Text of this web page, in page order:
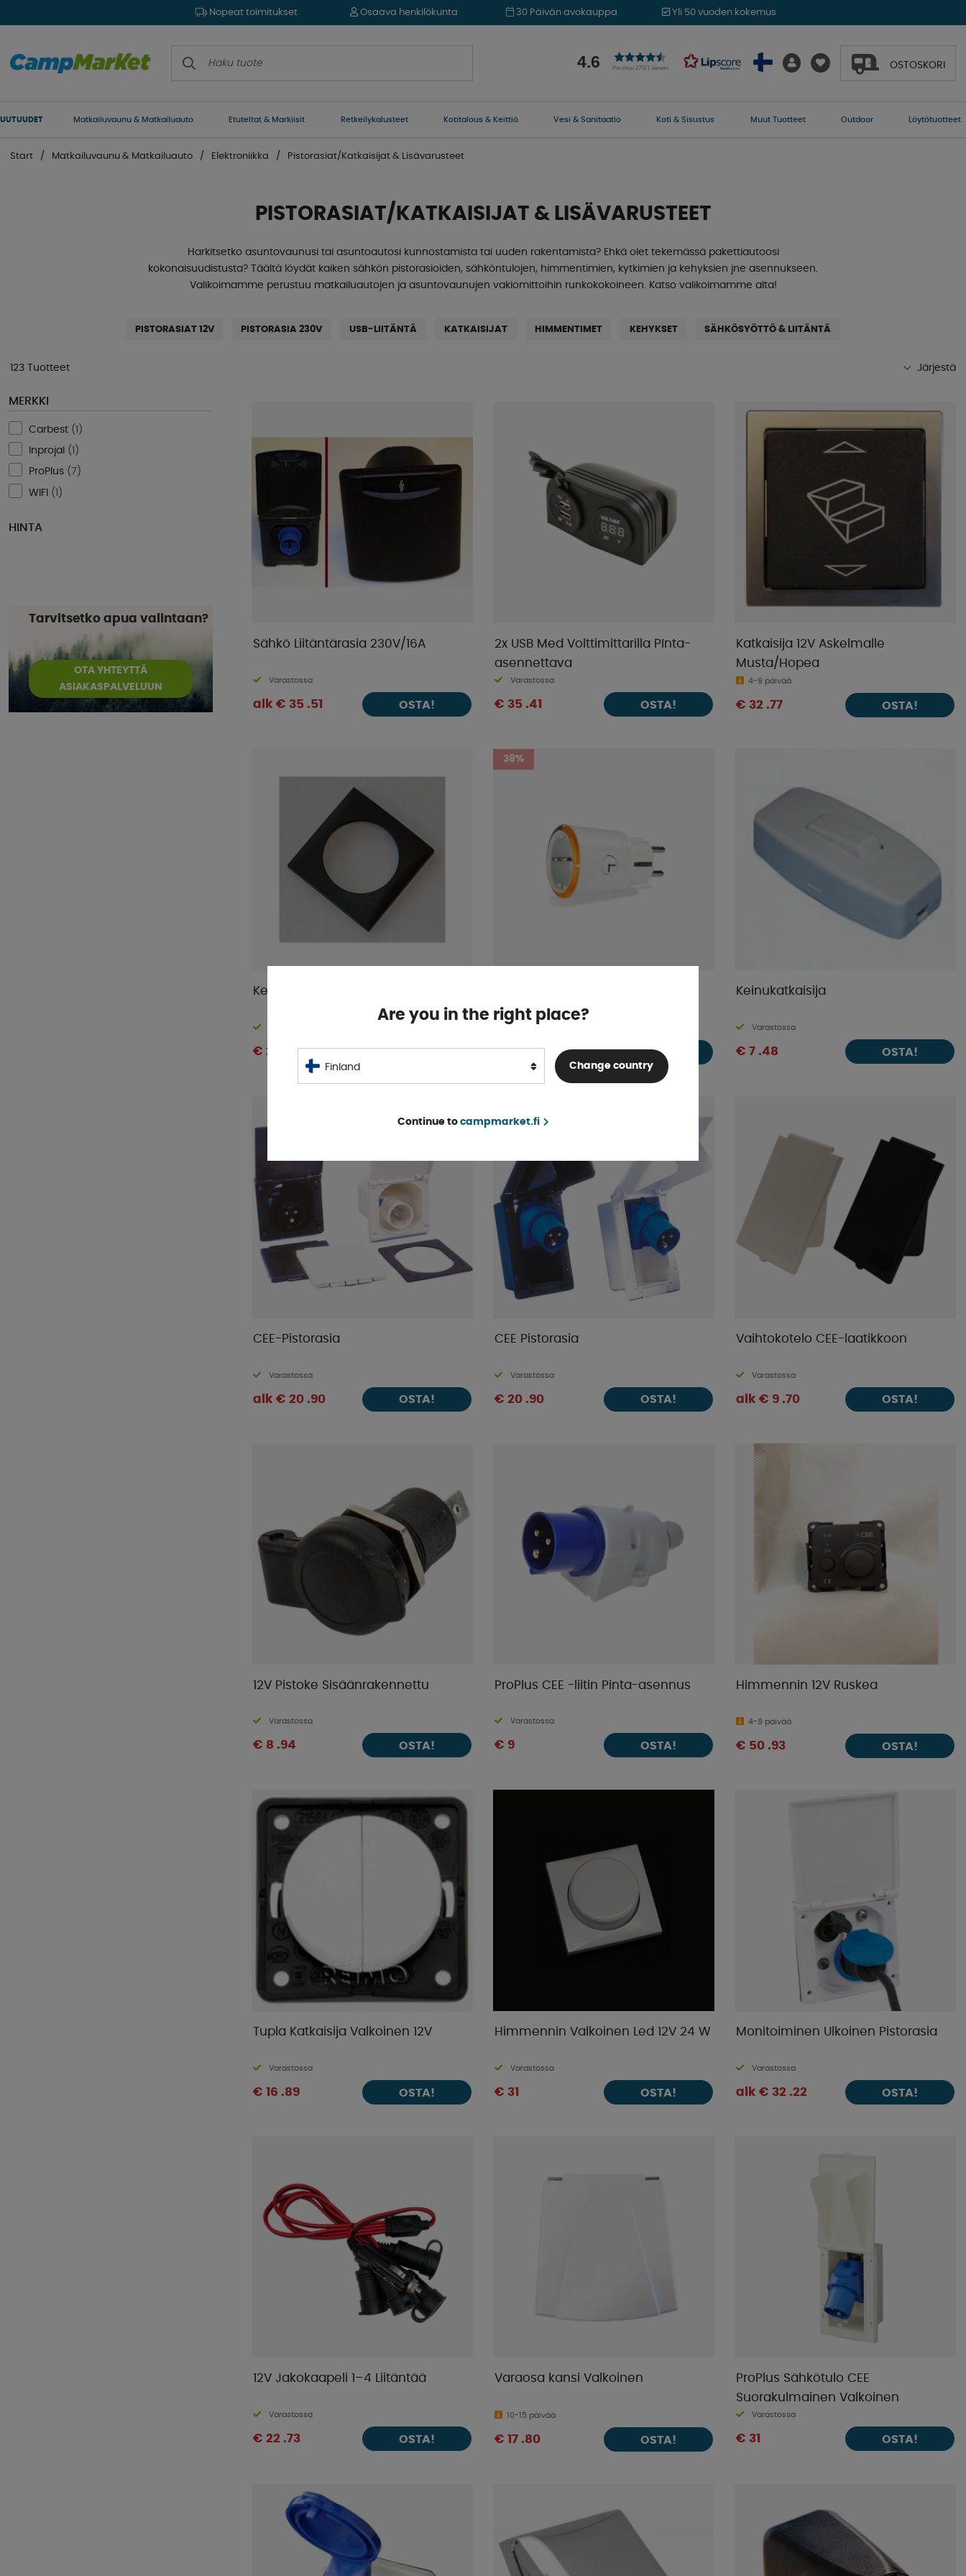
Nopeat toimitukset Osaava henkilökunta 30 Päivän avokauppa Yli 50 vuoden kokemus
4.6 Perustuu 27021 ääneen OSTOSKORI
UUTUUDET Matkailuvaunu & Matkailuauto Etuteltat & Markiisit Retkeilykalusteet Kotitalous & Keittiö Vesi & Sanitaatio Koti & Sisustus Muut Tuotteet Outdoor Löytötuotteet
Start Matkailuvaunu & Matkailuauto Elektroniikka Pistorasiat/Katkaisijat & Lisävarusteet
PISTORASIAT/KATKAISIJAT & LISÄVARUSTEET
Harkitsetko asuntovaunusi tai asuntoautosi kunnostamista tai uuden rakentamista? Ehkä olet tekemässä pakettiautoosi
kokonaisuudistusta? Täältä löydät kaiken sähkön pistorasioiden, sähköntulojen, himmentimien, kytkimien ja kehyksien jne asennukseen.
Valikoimamme perustuu matkailuautojen ja asuntovaunujen vakiomittoihin runkokokoineen. Katso valikoimamme alta!
PISTORASIAT 12V PISTORASIA 230V USB-LIITÄNTÄ KATKAISIJAT HIMMENTIMET KEHYKSET SÄHKÖSYÖTTÖ & LIITÄNTÄ
Järjestä
Alin hinta
Korkein hinta
Tuotemerkki
123 Tuotteet
MERKKI
Carbest ( )
Inprojal ( )
ProPlus ( 7 )
WIFI (1 )
HINTA
Tarvitsetko apua valintaan?
OTA YHTEYTTÄ
ASIAKASPALVELUUN
Sähkö Liitäntärasia 230V/16A
Varastossa
alk € 35 .51 OSTA!
2x USB Med Volttimittarilla PInta-
asennettava
Varastossa
€ 35 .41 OSTA!
Katkaisija 12V Askelmalle
Musta/Hopea
4-9 päivää
€ 32 .77 OSTA!
Kehys Musta Integro
€ 2 .50 OSTA!
38%
€ 18 .35
OSTA!
Keinukatkaisija
Varastossa
€ 7 .48 OSTA!
CEE-Pistorasia
Varastossa
alk € 20 .90 OSTA!
CEE Pistorasia
Varastossa
€ 20 .90 OSTA!
Vaihtokotelo CEE-laatikkoon
Varastossa
alk € 9 .70 OSTA!
12V Pistoke Sisäänrakennettu
Varastossa
€ 8 .94 OSTA!
ProPlus CEE -liitin Pinta-asennus
Varastossa
€ 9 OSTA!
Himmennin 12V Ruskea
4-9 päivää
€ 50 .93 OSTA!
Tupla Katkaisija Valkoinen 12V
Varastossa
€ 16 .89 OSTA!
Himmennin Valkoinen Led 12V 24 W
Varastossa
€ 31 OSTA!
Monitoiminen Ulkoinen Pistorasia
Varastossa
alk € 32 .22 OSTA!
12V Jakokaapeli 1–4 Liitäntää
Varastossa
€ 22 .73 OSTA!
Varaosa kansi Valkoinen
10-15 päivää
€ 17 .80 OSTA!
ProPlus Sähkötulo CEE
Suorakulmainen Valkoinen
Varastossa
€ 31 OSTA!
Are you in the right place?
Finland Change country
Continue to campmarket.fi